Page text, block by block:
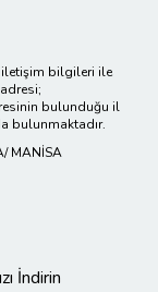
iletişim bilgileri ile
bulunduğu il
bulunmaktadır.
MANİSA
İndirin